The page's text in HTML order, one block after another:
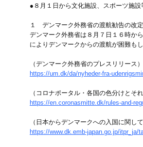
●８月１日から文化施設、スポーツ施
１ デンマーク外務省の渡航勧告の改定
デンマーク外務省は８月７日１６時か
によりデンマークからの渡航が困難も
（デンマーク外務省のプレスリリース）
https://um.dk/da/nyheder-fra-
（コロナポータル・各国の色分けとそ
https://en.coronasmitte.dk/rules-and-
（日本からデンマークへの入国に関し
https://www.dk.emb-japan.go.jp/itpr_ja/